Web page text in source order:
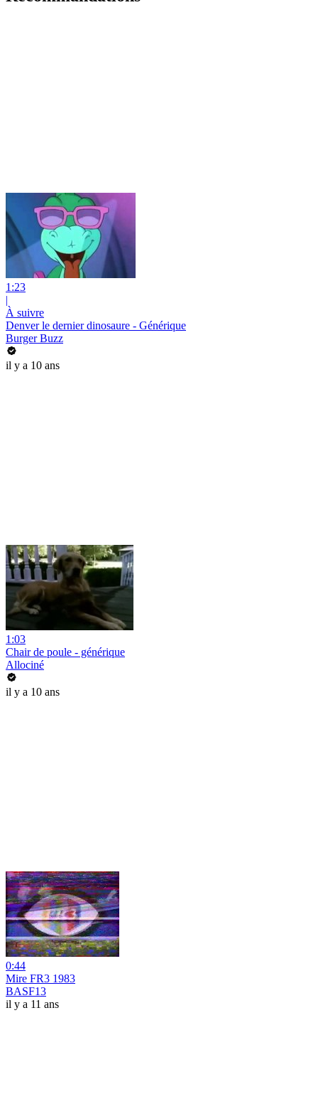
1:23
|
À suivre
Denver le dernier dinosaure - Générique
Burger Buzz
il y a 10 ans
1:03
Chair de poule - générique
Allociné
il y a 10 ans
0:44
Mire FR3 1983
BASF13
il y a 11 ans